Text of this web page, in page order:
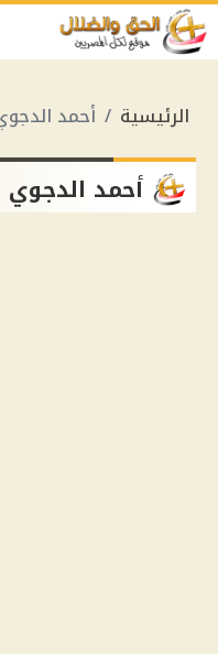
الرئيسية أحمد
أحمد الدجوي